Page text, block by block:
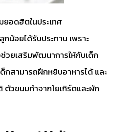
ยอดฮิตในประเทศ
น้อยได้รับประทาน เพราะ
วยเสริมพัฒนาการให้กับเด็ก
กสามารถฝึกหยิบอาหารได้ และ
วขนมทำจากโยเกิร์ตและผัก